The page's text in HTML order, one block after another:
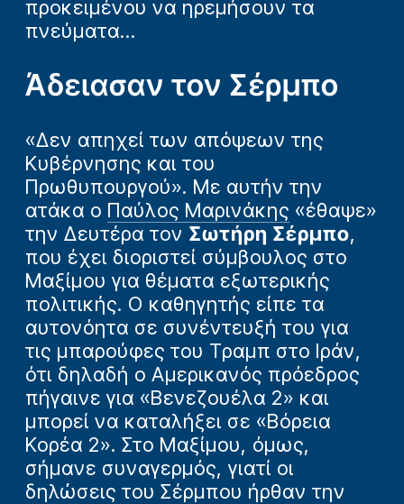
προκειμένου να ηρεμήσουν τα
πνεύματα…
Άδειασαν τον Σέρμπο
«Δεν απηχεί των απόψεων της
Κυβέρνησης και του
Πρωθυπουργού». Με αυτήν την
ατάκα ο Παύλος Μαρινάκης «έθαψε»
την Δευτέρα τον Σωτήρη Σέρμπο,
που έχει διοριστεί σύμβουλος στο
Μαξίμου για θέματα εξωτερικής
πολιτικής. Ο καθηγητής είπε τα
αυτονόητα σε συνέντευξή του για
τις μπαρούφες του Τραμπ στο Ιράν,
ότι δηλαδή ο Αμερικανός πρόεδρος
πήγαινε για «Βενεζουέλα 2» και
μπορεί να καταλήξει σε «Βόρεια
Κορέα 2». Στο Μαξίμου, όμως,
σήμανε συναγερμός, γιατί οι
δηλώσεις του Σέρμπου ήρθαν την